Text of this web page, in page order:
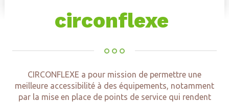
circonflexe
CIRCONFLEXE a pour mission de permettre une
meilleure accessibilité à des équipements, notamment
par la mise en place de points de service qui rendent